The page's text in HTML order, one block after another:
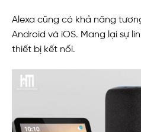
Alexa cũng có khả năng
Android và iOS. Mang lại sự
thiết bị kết nối.